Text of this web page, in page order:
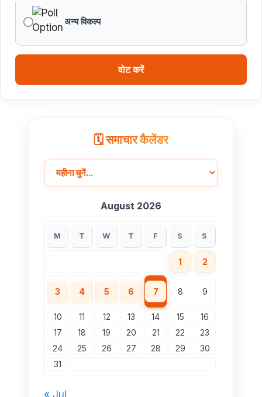
अन्य विकल्प
वोट करें
🗓️ समाचार कैलेंडर
August 2026
M T W T F S S
1 2
3 4 5 6 7 8 9
10 11 12 13 14 15
16
17
18 19 20 21 22
23
24
25 26 27 28 29
30
31